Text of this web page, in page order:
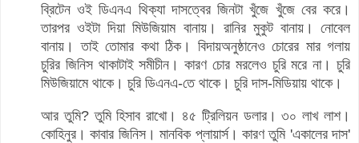
ব্রিটেন ওই ডিএনএ থিক্যা দাসত্বের জিনটা খুঁজে খুঁজে বের করে।
তারপর ওইটা দিয়া মিউজিয়াম বানায়। রানির মুকুট বানায়। নোবেল
বানায়। তাই তোমার কথা ঠিক। বিদায়অনুষ্ঠানেও চোরের মার গলায়
চুরির জিনিস থাকাটাই সমীচীন। কারণ চোর মরলেও চুরি মরে না। চুরি
মিউজিয়ামে থাকে। চুরি ডিএনএ-তে থাকে। চুরি দাস-মিডিয়ায় থাকে।
আর তুমি? তুমি হিসাব রাখো। ৪৫ ট্রিলিয়ন ডলার। ৩০ লাখ লাশ।
কোহিনুর। কাবার জিনিস। মানবিক প্লায়ার্স। কারণ তুমি 'একালের দাস'